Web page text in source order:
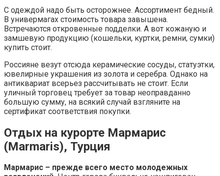
С одеждой надо быть осторожнее. Ассортимент бедный.
В универмагах стоимость товара завышена.
Встречаются откровенные подделки. А вот кожаную и
замшевую продукцию (кошельки, куртки, ремни, сумки)
купить стоит.
Россияне везут отсюда керамические сосуды, статуэтки,
ювелирные украшения из золота и серебра. Однако на
антиквариат всерьез рассчитывать не стоит. Если
уличный торговец требует за товар неоправданно
большую сумму, на всякий случай взгляните на
сертификат соответствия покупки.
Отдых на курорте Мармарис
(Marmaris), Турция
Мармарис – прежде всего место молодежных